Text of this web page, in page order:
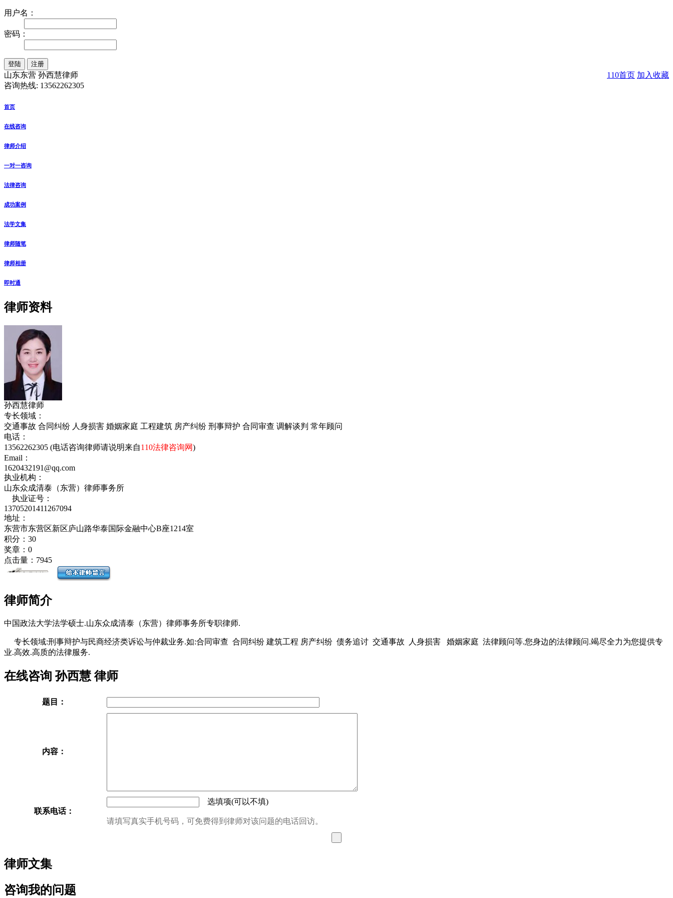
用户名：
密码：
注册
110首页 加入收藏
山东东营 孙西慧律师
咨询热线: 13562262305
首页
在线咨询
律师介绍
一对一咨询
法律咨询
成功案例
法学文集
律师随笔
律师相册
即时通
律师资料
孙西慧律师
专长领域：
交通事故 合同纠纷 人身损害 婚姻家庭 工程建筑 房产纠纷 刑事辩护 合同审查 调解谈判 常年顾问
电话：
13562262305 (电话咨询律师请说明来自110法律咨询网)
Email：
1620432191@qq.com
执业机构：
山东众成清泰（东营）律师事务所
执业证号：
13705201411267094
地址：
东营市东营区新区庐山路华泰国际金融中心B座1214室
积分： 30
奖章： 0
点击量： 7945
律师简介
中国政法大学法学硕士.山东众成清泰（东营）律师事务所专职律师.
专长领域:刑事辩护与民商经济类诉讼与仲裁业务.如:合同审查 合同纠纷 建筑工程 房产纠纷 债务追讨 交通事故 人身损害 婚姻家庭 法律顾问等.您身边的法律顾问.竭尽全力为您提供专
业.高效.高质的法律服务.
在线咨询 孙西慧 律师
题目：
内容：
联系电话：
选填项(可以不填)
请填写真实手机号码，可免费得到律师对该问题的电话回访。
律师文集
咨询我的问题